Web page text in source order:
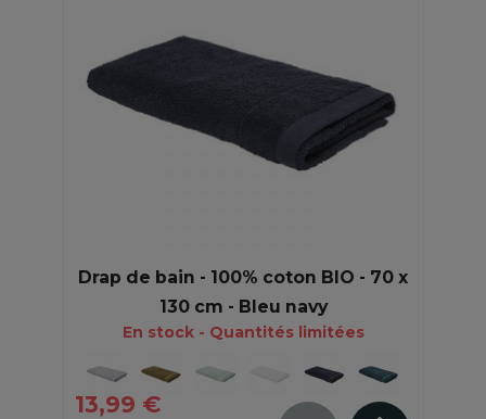
Drap de bain - 100% coton BIO - 70 x
130 cm - Bleu navy
En stock - Quantités limitées
13,99 €